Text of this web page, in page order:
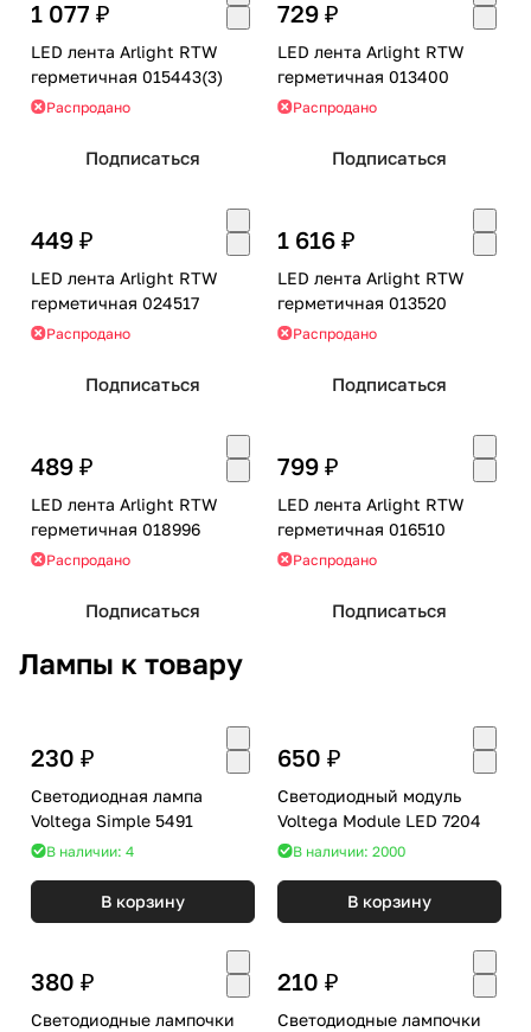
1 077 ₽
LED лента Arlight RTW
герметичная 015443(3)
Распродано
Подписаться
729 ₽
LED лента Arlight RTW
герметичная 013400
Распродано
Подписаться
449 ₽
LED лента Arlight RTW
герметичная 024517
Распродано
Подписаться
1 616 ₽
LED лента Arlight RTW
герметичная 013520
Распродано
Подписаться
489 ₽
LED лента Arlight RTW
герметичная 018996
Распродано
Подписаться
799 ₽
LED лента Arlight RTW
герметичная 016510
Распродано
Подписаться
Лампы к товару
230 ₽
Светодиодная лампа
Voltega Simple 5491
В наличии: 4
В корзину
650 ₽
Светодиодный модуль
Voltega Module LED 7204
В наличии: 2000
В корзину
380 ₽
Светодиодные лампочки
210 ₽
Светодиодные лампочки